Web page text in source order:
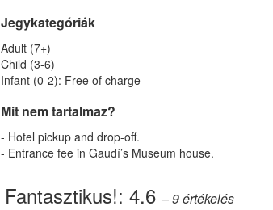
Jegykategóriák
Adult (7+)
Child (3-6)
Infant (0-2): Free of charge
Mit nem tartalmaz?
- Hotel pickup and drop-off.
- Entrance fee in Gaudí’s Museum house.
Fantasztikus!:4.6– 9értékelés